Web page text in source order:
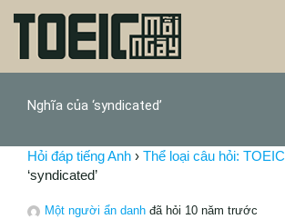
Nghĩa của ‘syndicated’
Hỏi đáp tiếng Anh › Thể loại câu hỏi: TOEIC
‘syndicated’
Một người ẩn danh đã hỏi 10 năm trước